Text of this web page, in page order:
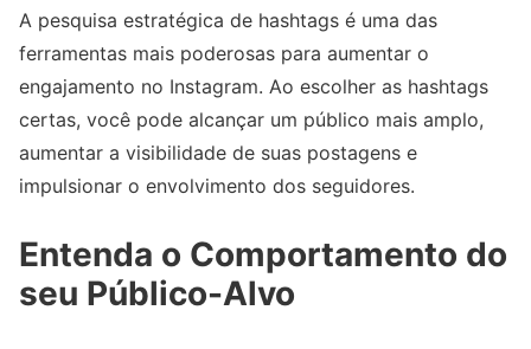
A pesquisa estratégica de hashtags é uma das
ferramentas mais poderosas para aumentar o
engajamento no Instagram. Ao escolher as hashtags
certas, você pode alcançar um público mais amplo,
aumentar a visibilidade de suas postagens e
impulsionar o envolvimento dos seguidores.
Entenda o Comportamento do
seu Público-Alvo